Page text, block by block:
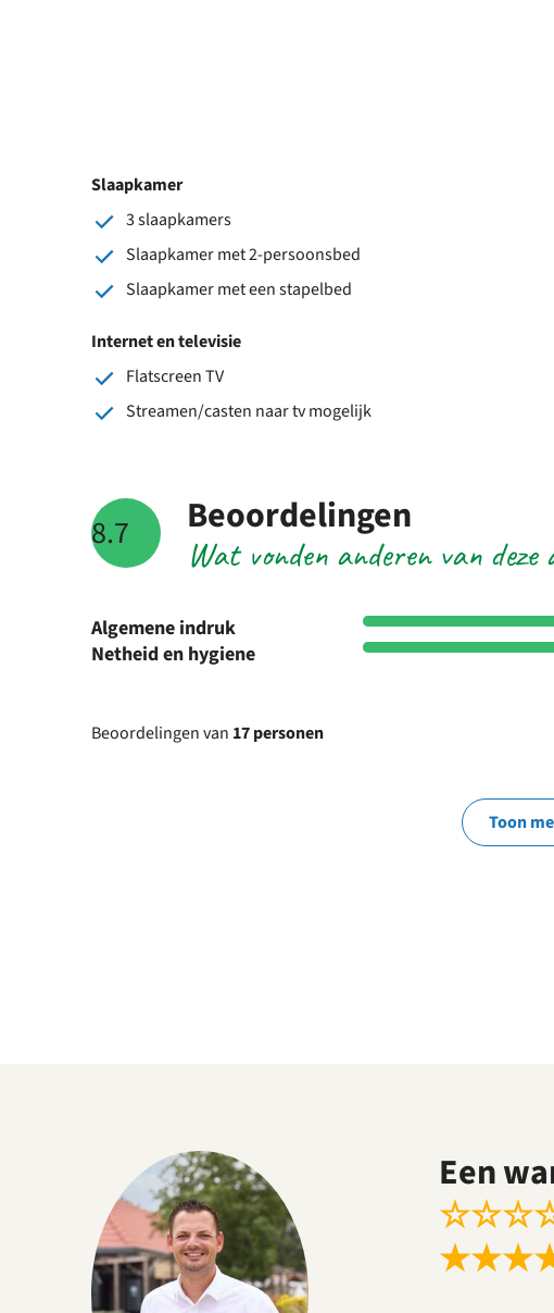
Slaapkamer
3 slaapkamers
Slaapkamer met 2-persoonsbed
Slaapkamer met een stapelbed
Internet en televisie
Flatscreen TV
Streamen/casten naar tv mogelijk
8.7 Wat vonden anderen van deze
Beoordelingen
Algemene indruk
Netheid en hygiene
Beoordelingen van 17 personen
Toon
Een
☆☆☆
★★★